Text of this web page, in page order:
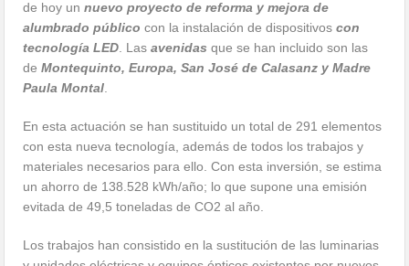
de hoy unnuevo proyecto de reforma y mejora de
alumbrado público con la instalación de dispositivoscon
tecnología LED . Lasavenidas que se han incluido son las
deMontequinto, Europa, San José de Calasanz y Madre
Paula Montal
En esta actuación se han sustituido un total de 291 elementos
con esta nueva tecnología, además de todos los trabajos y
materiales necesarios para ello. Con esta inversión, se estima
un ahorro de 138.528 kWh/año; lo que supone una emisión
evitada de 49,5 toneladas de CO2 al año.
Los trabajos han consistido en la sustitución de las luminarias